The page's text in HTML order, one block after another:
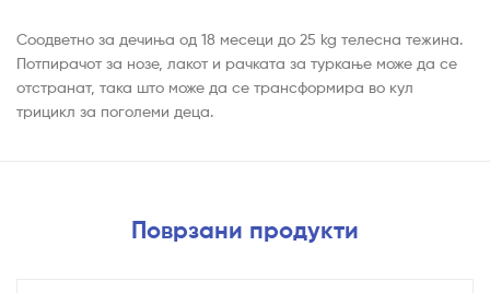
Соодветно за дечиња од 18 месеци до 25 kg телесна тежина.
Потпирачот за нозе, лакот и рачката за туркање може да се
отстранат, така што може да се трансформира во кул
трицикл за поголеми деца.
Поврзани продукти